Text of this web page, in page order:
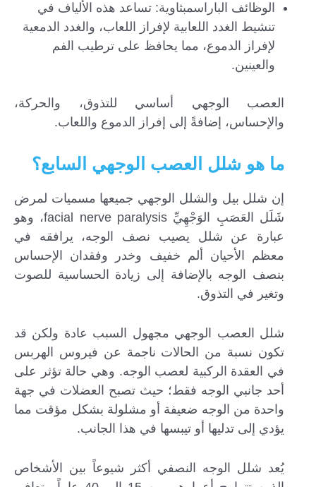
الوظائف الباراسمبثاوية: تساعد هذه الألياف في
تنشيط الغدد اللعابية لإفراز اللعاب، والغدد الدمعية
لإفراز الدموع، مما يحافظ على ترطيب الفم
والعينين.
العصب الوجهي أساسي للتذوق، والحركة،
والإحساس، إضافةً إلى إفراز الدموع واللعاب.
ما هو شلل العصب الوجهي السابع؟
إن شلل بيل والشلل الوجهي جميعها مسميات لمرض
شَلَل العَصَبِ الوَجْهِيِّ facial nerve paralysis، وهو
عبارة عن شلل يصيب نصف الوجه، يرافقه في
معظم الأحيان ألم خفيف وخدر وفقدان الإحساس
بنصف الوجه بالإضافة إلى زيادة الحساسية للصوت
وتغير في التذوق.
شلل العصب الوجهي مجهول السبب عادة ولكن قد
تكون نسبة من الحالات ناجمة عن فيروس الهربس
في العقدة الركبية لعصب الوجه. وهي حالة تؤثر على
أحد جانبي الوجه فقط؛ حيث تصبح العضلات في جهة
واحدة من الوجه ضعيفة أو مشلولة بشكل مؤقت مما
يؤدي إلى تدليها أو تيبسها في هذا الجانب.
يُعد شلل الوجه النصفي أكثر شيوعاً بين الأشخاص